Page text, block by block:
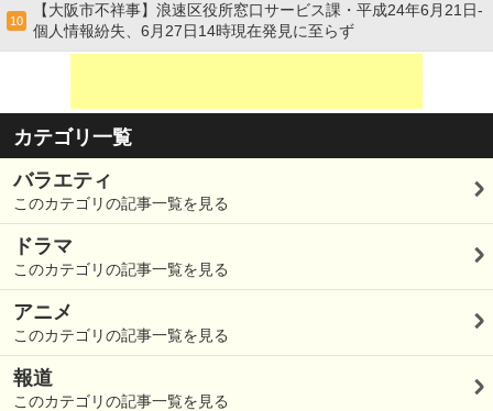
10
【大阪市不祥事】浪速区役所窓口サービス課・平成24年6月21日-
個人情報紛失、6月27日14時現在発見に至らず
カテゴリ一覧
バラエティ
このカテゴリの記事一覧を見る
ドラマ
このカテゴリの記事一覧を見る
アニメ
このカテゴリの記事一覧を見る
報道
このカテゴリの記事一覧を見る